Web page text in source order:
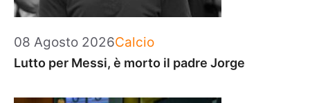
08 Agosto 2026Categorie
Calcio
Lutto per Messi, è morto il padre Jorge